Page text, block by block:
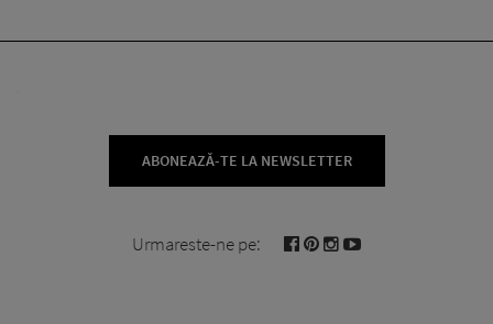
ABONEAZĂ-TE LA NEWSLETTER
Urmareste-ne pe: